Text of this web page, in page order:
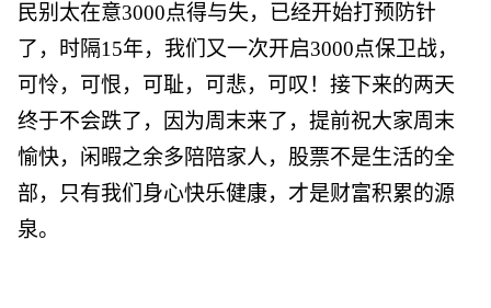
民别太在意3000点得与失，已经开始打预防针
了，时隔15年，我们又一次开启3000点保卫战，
可怜，可恨，可耻，可悲，可叹！接下来的两天
终于不会跌了，因为周末来了，提前祝大家周末
愉快，闲暇之余多陪陪家人，股票不是生活的全
部，只有我们身心快乐健康，才是财富积累的源
泉。